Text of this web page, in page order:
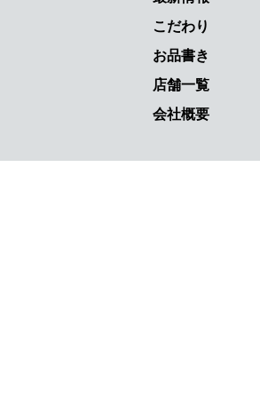
こだわり
お品書き
店舗一覧
会社概要